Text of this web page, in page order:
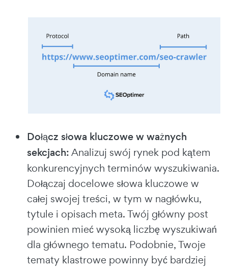
Dołącz słowa kluczowe w ważnych
sekcjach:Analizuj swój rynek pod kątem
konkurencyjnych terminów wyszukiwania.
Dołączaj docelowe słowa kluczowe w
całej swojej treści, w tym w nagłówku,
tytule i opisach meta. Twój główny post
powinien mieć wysoką liczbę wyszukiwań
dla głównego tematu. Podobnie, Twoje
tematy klastrowe powinny być bardziej